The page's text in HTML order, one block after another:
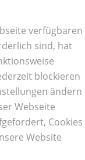
verfügbaren
sind, hat
blockieren
ändern
Webseite
Cookies
Website